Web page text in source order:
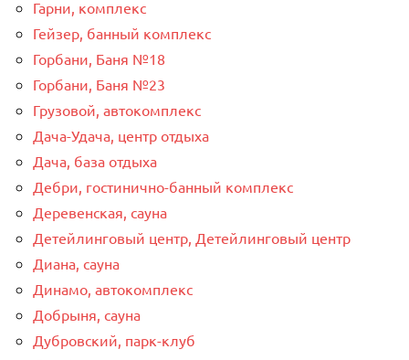
Гарни, комплекс
Гейзер, банный комплекс
Горбани, Баня №18
Горбани, Баня №23
Грузовой, автокомплекс
Дача-Удача, центр отдыха
Дача, база отдыха
Дебри, гостинично-банный комплекс
Деревенская, сауна
Детейлинговый центр, Детейлинговый центр
Диана, сауна
Динамо, автокомплекс
Добрыня, сауна
Дубровский, парк-клуб